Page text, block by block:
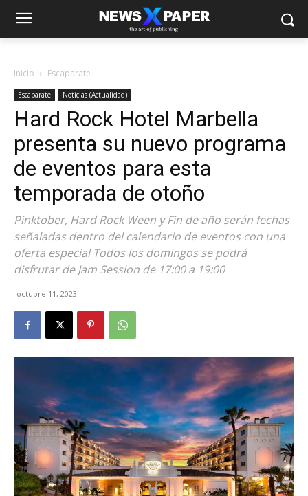
Inicio Escaparate
Escaparate Noticias (Actualidad)
Hard Rock Hotel Marbella
presenta su nuevo programa
de eventos para esta
temporada de otoño
Pinktober, Hard Rock Ween y Fin de año serán fechas
señaladas dentro del calendario de eventos con una
oferta especial Todos los domingos se podrá
disfrutar de Jam Session de 17:00 a 19:00
octubre 11, 2023